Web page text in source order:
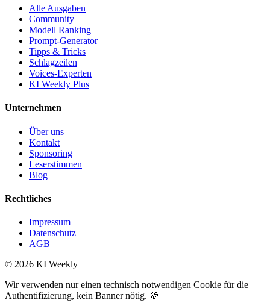
Alle Ausgaben
Community
Modell Ranking
Prompt-Generator
Tipps & Tricks
Schlagzeilen
Voices-Experten
KI Weekly Plus
Unternehmen
Über uns
Kontakt
Sponsoring
Leserstimmen
Blog
Rechtliches
Impressum
Datenschutz
AGB
© 2026 KI Weekly
Wir verwenden nur einen technisch notwendigen Cookie für die
Authentifizierung, kein Banner nötig. 🍪